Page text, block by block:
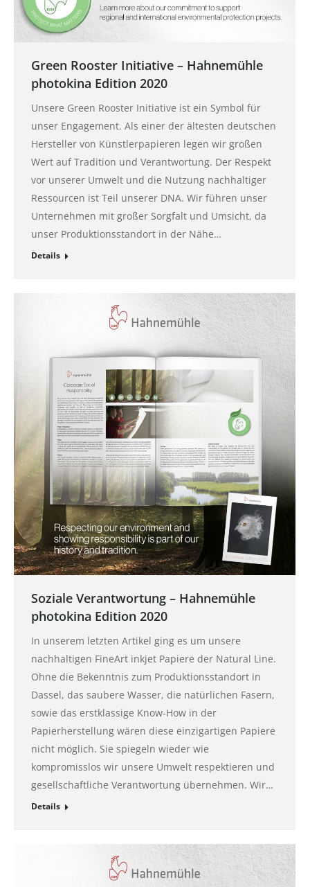
Green Rooster Initiative – Hahnemühle
photokina Edition 2020
Unsere Green Rooster Initiative ist ein Symbol für
unser Engagement. Als einer der ältesten deutschen
Hersteller von Künstlerpapieren legen wir großen
Wert auf Tradition und Verantwortung. Der Respekt
vor unserer Umwelt und die Nutzung nachhaltiger
Ressourcen ist Teil unserer DNA. Wir führen unser
Unternehmen mit großer Sorgfalt und Umsicht, da
unser Produktionsstandort in der Nähe…
Details
Soziale Verantwortung – Hahnemühle
photokina Edition 2020
In unserem letzten Artikel ging es um unsere
nachhaltigen FineArt inkjet Papiere der Natural Line.
Ohne die Bekenntnis zum Produktionsstandort in
Dassel, das saubere Wasser, die natürlichen Fasern,
sowie das erstklassige Know-How in der
Papierherstellung wären diese einzigartigen Papiere
nicht möglich. Sie spiegeln wieder wie
kompromisslos wir unsere Umwelt respektieren und
gesellschaftliche Verantwortung übernehmen. Wir…
Details